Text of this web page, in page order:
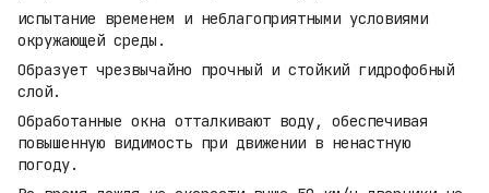
испытание временем и неблагоприятными условиями
окружающей среды.
Образует чрезвычайно прочный и стойкий гидрофобный
слой.
Обработанные окна отталкивают воду, обеспечивая
повышенную видимость при движении в ненастную
погоду.